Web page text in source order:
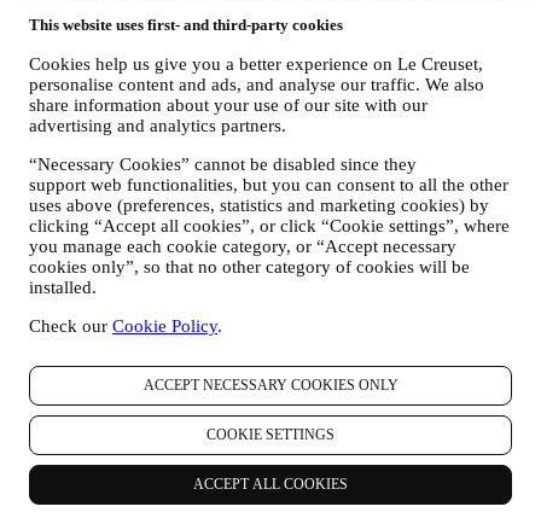
This website uses first- and third-party cookies
Cookies help us give you a better experience on Le Creuset,
personalise content and ads, and analyse our traffic. We also
share information about your use of our site with our
advertising and analytics partners.
“Necessary Cookies” cannot be disabled since they
support web functionalities, but you can consent to all the other
uses above (preferences, statistics and marketing cookies) by
clicking “Accept all cookies”, or click “Cookie settings”, where
you manage each cookie category, or “Accept necessary
cookies only”, so that no other category of cookies will be
installed.
Check our Cookie Policy.
ACCEPT NECESSARY COOKIES ONLY
COOKIE SETTINGS
ACCEPT ALL COOKIES
Creuset-producten of op nieuwe winkelopeningen, exclusieve
worden georganiseerd door Le Creuset of speciale
aanbiedingen die u misschien leuk vindt. Deze communicatie
kan voor u worden geselecteerd of op maat worden gemaakt
op basis van de gegevens die we over u hebben, zoals uw
locatie of uw aankoopgeschiedenis of uw voorkeuren voor
onze producten. Wij zullen uw gegevens gebruiken om uw
interesses beter te begrijpen. Dit stelt ons in staat om onze
communicatie te personaliseren om deze relevanter en
interessanter te maken. Er zullen geen andere gevolgen zijn.
Wij verzamelen ook statistieken over het openen van e-mail
en klikgedrag met behulp van de in de sector gangbare
volgen. Deze verwerking is gebaseerd op uw toestemming
ontvangen. De keuze om aan te melden kan worden
uitgeoefend op de plaatsen waar persoonsgegevens worden
verzameld door het juiste selectievakje aan te vinken of, als u
een Le Creuset-account heeft, via het Mijn account-gedeelte
van de Website.Afmelden: U kunt het ontvangen van onze
marketingcommunicatie of updates te allen tijde kosteloos
stopzetten via de methoden die bij de communicatie worden